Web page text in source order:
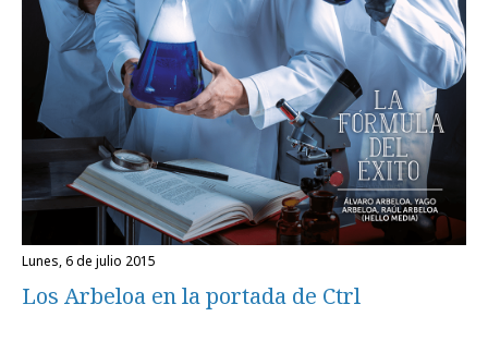
lunes, 6 de julio 2015
Los Arbeloa en la portada de Ctrl